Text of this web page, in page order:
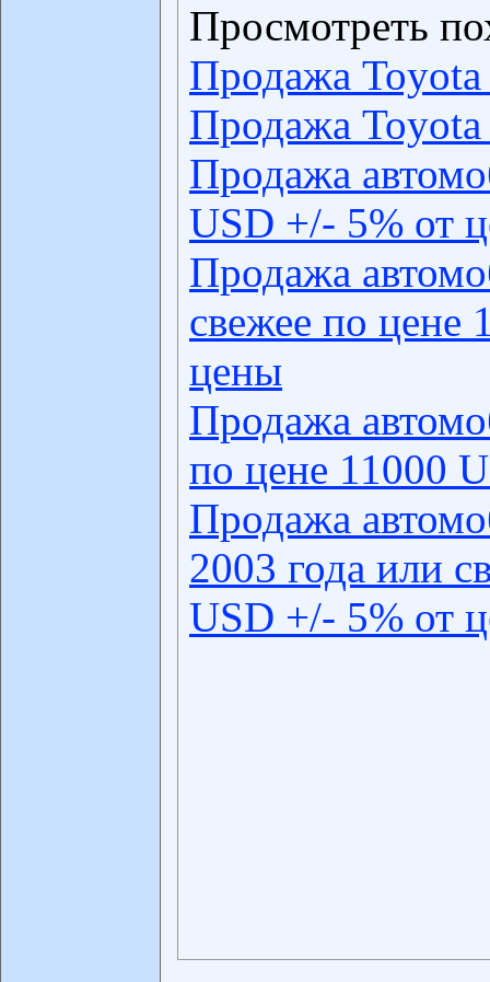
Просмотреть
Продажа
Продажа
Продажа
USD +/- 5% от
Продажа
свежее по цене
цены
Продажа
по цене 11000
Продажа
2003 года или
USD +/- 5% от